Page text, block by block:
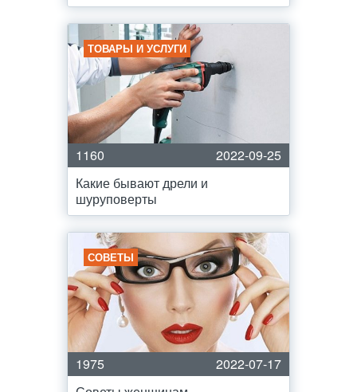
ТОВАРЫ И УСЛУГИ
1160
2022-09-25
Какие бывают дрели и
шуруповерты
СОВЕТЫ
1975
2022-07-17